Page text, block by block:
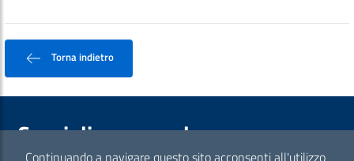
IX Commissione
X Commissione
Presenze
08-07
14:30
VIII Commissione
Torna indietro
Consiglio comunale
Continuando a navigare questo sito acconsenti all'utilizzo